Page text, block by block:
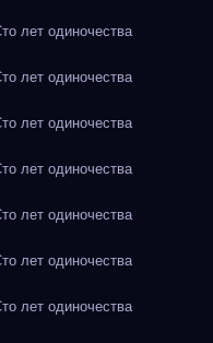
лет одиночества
лет одиночества
лет одиночества
лет одиночества
лет одиночества
лет одиночества
лет одиночества